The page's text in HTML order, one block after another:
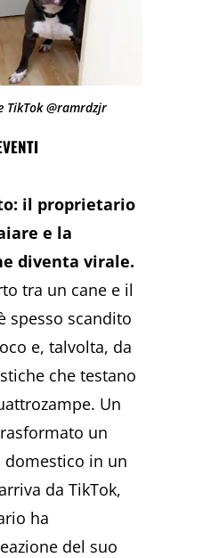
@ramrdzjr
il proprietario
e la
diventa virale.
tra un cane e il
spesso scandito
e, talvolta, da
che testano
Un
un
domestico in un
da TikTok,
ha
del suo